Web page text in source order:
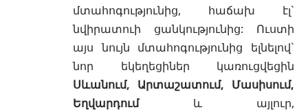
մտահոգությունից, հաճախ էլ`
նվիրատուի ցանկությունից: Ուստի
այս նույն մտահոգությունից ելնելով`
նոր եկեղեցիներ կառուցվեցին
Սևանում, Արտաշատում, Մասիսում,
Եղվարդումև այլուր,